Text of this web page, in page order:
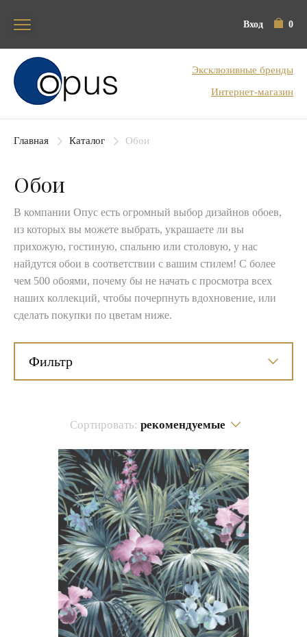
Вход 0
Блок поиска
Эксклюзивные бренды
Интернет-магазин
Главная Каталог Обои
Обои
В компании Опус есть огромный выбор дизайнов обоев,
из которых вы можете выбрать, украшаете ли вы
прихожую, гостиную, спальню или столовую, у нас
найдутся обои в соответствии с вашим стилем! С более
чем 500 обоями, почему бы не начать с просмотра всех
наших коллекций, чтобы почерпнуть вдохновение, или
сделать покупки по цветам ниже.
Фильтр
Сортировать: рекомендуемые